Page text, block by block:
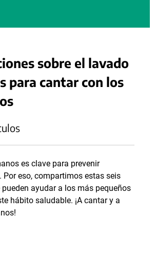
sobre el lavado
para cantar con los
es clave para prevenir
Por eso, compartimos estas seis
ayudar a los más pequeños
hábito saludable. ¡A cantar y a